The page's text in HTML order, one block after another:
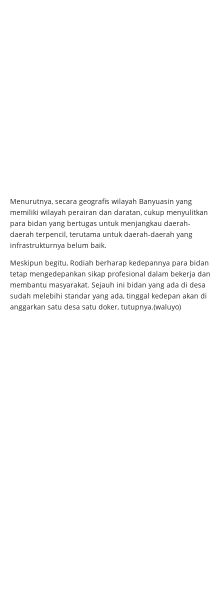
Menurutnya, secara geografis wilayah Banyuasin yang
memiliki wilayah perairan dan daratan, cukup menyulitkan
para bidan yang bertugas untuk menjangkau daerah-
daerah terpencil, terutama untuk daerah-daerah yang
infrastrukturnya belum baik.
Meskipun begitu, Rodiah berharap kedepannya para bidan
tetap mengedepankan sikap profesional dalam bekerja dan
membantu masyarakat. Sejauh ini bidan yang ada di desa
sudah melebihi standar yang ada, tinggal kedepan akan di
anggarkan satu desa satu doker, tutupnya.(waluyo)